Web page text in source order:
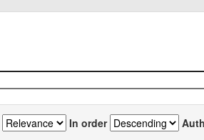
In order